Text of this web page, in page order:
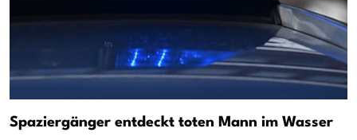
Spaziergänger entdeckt toten Mann im Wasser